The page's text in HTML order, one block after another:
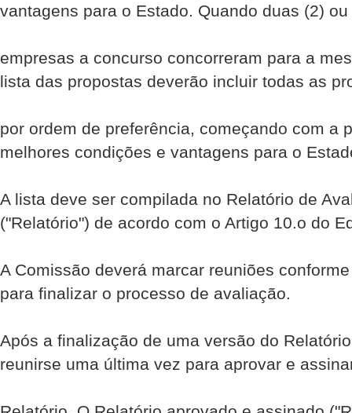
vantagens para o Estado. Quando duas (2)
empresas a concurso concorreram para a
lista das propostas deverão incluir todas as
por ordem de preferência, começando com a
melhores condições e vantagens para o
A lista deve ser compilada no Relatório de
("Relatório") de acordo com o Artigo 10.o do
A Comissão deverá marcar reuniões
para finalizar o processo de avaliação.
Após a finalização de uma versão do
reunir­se uma última vez para aprovar e